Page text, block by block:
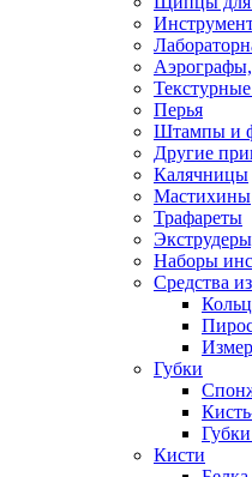
Перья
Штампы и
Другие
Калячницы
Мастихины
Трафареты
Наборы
Средства
Губки
Кисти